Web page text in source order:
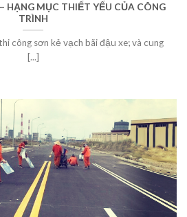
HẠNG MỤC THIẾT YẾU CỦA CÔNG
TRÌNH
công sơn kẻ vạch bãi đậu xe; và cung
[...]